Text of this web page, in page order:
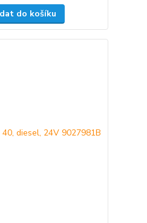
do košíku